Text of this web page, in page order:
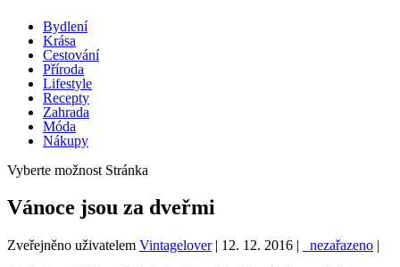
Bydlení
Krása
Cestování
Příroda
Lifestyle
Recepty
Zahrada
Móda
Nákupy
Vyberte možnost Stránka
Vánoce jsou za dveřmi
Zveřejněno uživatelem Vintagelover| 12. 12. 2016 | _nezařazeno |